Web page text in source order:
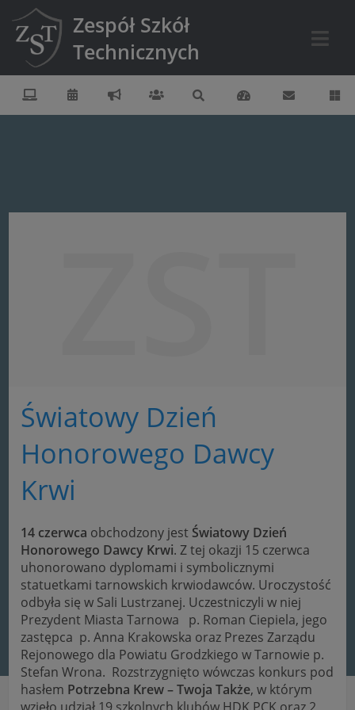
Zespół Szkół
Technicznych
Światowy Dzień
Honorowego Dawcy
Krwi
14 czerwca obchodzony jest Światowy Dzień
Honorowego Dawcy Krwi. Z tej okazji 15 czerwca
uhonorowano dyplomami i symbolicznymi
statuetkami tarnowskich krwiodawców. Uroczystość
odbyła się w Sali Lustrzanej. Uczestniczyli w niej
Prezydent Miasta Tarnowa p. Roman Ciepiela, jego
zastępca p. Anna Krakowska oraz Prezes Zarządu
Rejonowego dla Powiatu Grodzkiego w Tarnowie p.
Stefan Wrona. Rozstrzygnięto wówczas konkurs pod
hasłem Potrzebna Krew – Twoja Także, w którym